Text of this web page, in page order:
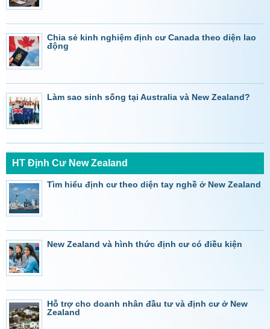
Chia sẻ kinh nghiệm định cư Canada theo diện lao
động
Làm sao sinh sống tại Australia và New Zealand?
HT Định Cư New Zealand
Tìm hiểu định cư theo diện tay nghề ở New Zealand
New Zealand và hình thức định cư có điều kiện
Hỗ trợ cho doanh nhân đầu tư và định cư ở New
Zealand